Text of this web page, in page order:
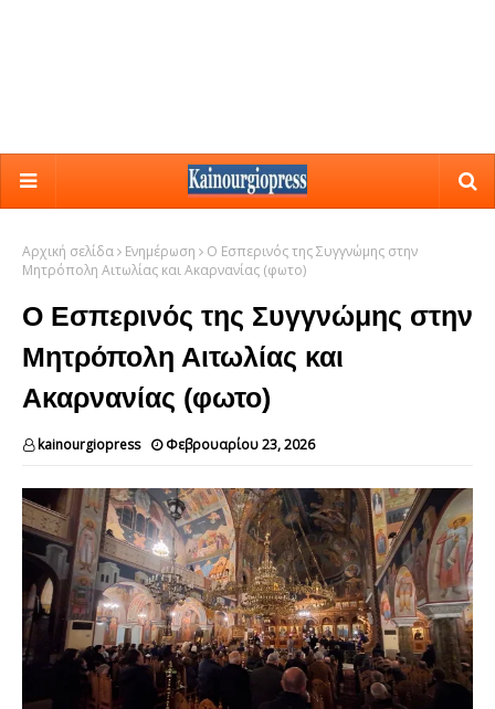
Αρχική σελίδα Ενημέρωση
Ο Εσπερινός της Συγγνώμης στην
Μητρόπολη Αιτωλίας και Ακαρνανίας (φωτο)
Ο Εσπερινός της Συγγνώμης στην
Μητρόπολη Αιτωλίας και
Ακαρνανίας (φωτο)
kainourgiopress Φεβρουαρίου 23, 2026